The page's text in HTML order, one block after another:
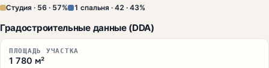
Студия · 56 · 57% 1 спальня · 42 · 43%
Градостроительные данные (DDA)
ПЛОЩАДЬ УЧАСТКА
1 780 м²